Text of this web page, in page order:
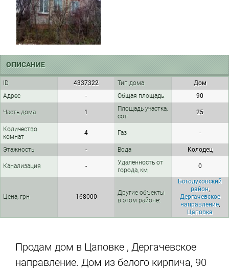
ОПИСАНИЕ
ID 4337322 Тип дома
Дом
Адрес
- Общая площадь 90
Часть дома 1
Площадь участка,
сот
25
Количество
комнат
4 Газ -
Этажность - Вода Колодец
Канализация -
Удаленность от
города, км
0
Цена, грн 168000
Другие объекты
в этом районе:
Богодуховский
район,
Дергачевское
направление,
Цаповка
Продам дом в Цаповке , Дергачевское
направление. Дом из белого кирпича, 90